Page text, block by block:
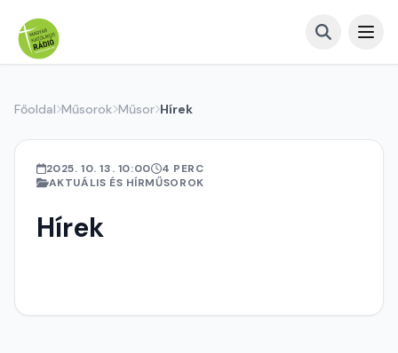
Főoldal Műsorok Műsor Hírek
2025. 10. 13. 10:00
4 PERC
AKTUÁLIS ÉS HÍRMŰSOROK
Hírek